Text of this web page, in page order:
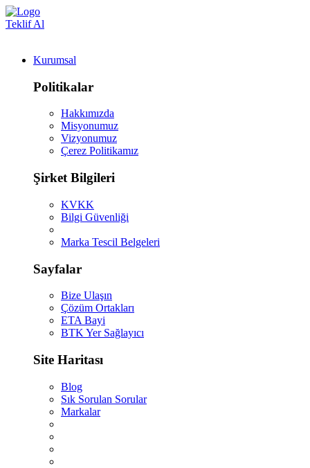
Teklif Al
Kurumsal
Politikalar
Hakkımızda
Misyonumuz
Vizyonumuz
Çerez Politikamız
Şirket Bilgileri
KVKK
Bilgi Güvenliği
Marka Tescil Belgeleri
Sayfalar
Bize Ulaşın
Çözüm Ortakları
ETA Bayi
BTK Yer Sağlayıcı
Site Haritası
Blog
Sık Sorulan Sorular
Markalar